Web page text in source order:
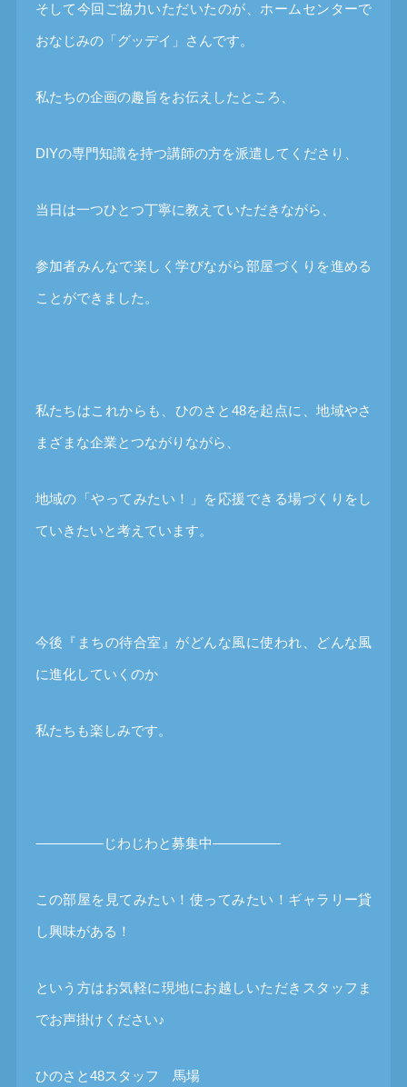
そして今回ご協力いただいたのが、ホームセンターで
おなじみの「グッデイ」さんです。
私たちの企画の趣旨をお伝えしたところ、
DIYの専門知識を持つ講師の方を派遣してくださり、
当日は一つひとつ丁寧に教えていただきながら、
参加者みんなで楽しく学びながら部屋づくりを進める
ことができました。
私たちはこれからも、ひのさと48を起点に、地域やさ
まざまな企業とつながりながら、
地域の「やってみたい！」を応援できる場づくりをし
ていきたいと考えています。
今後『まちの待合室』がどんな風に使われ、どんな風
に進化していくのか
私たちも楽しみです。
―――――じわじわと募集中―――――
この部屋を見てみたい！使ってみたい！ギャラリー貸
し興味がある！
という方はお気軽に現地にお越しいただきスタッフま
でお声掛けください♪
ひのさと48スタッフ 馬場